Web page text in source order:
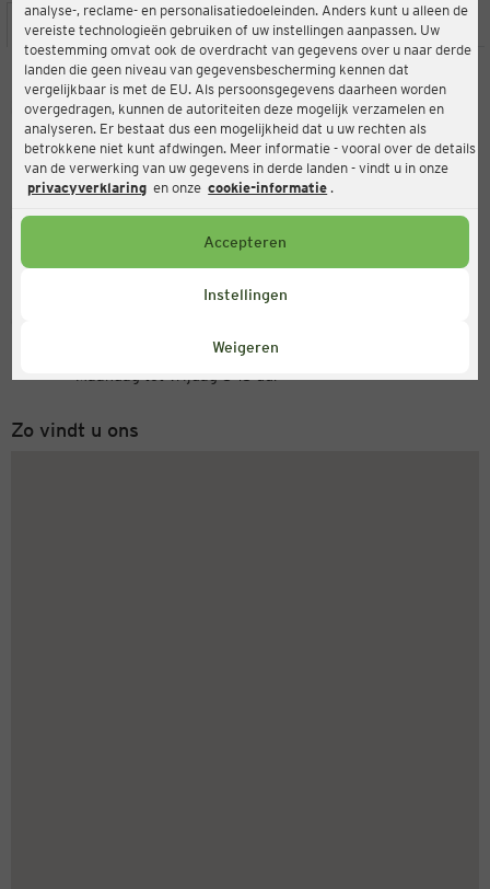
analyse-, reclame- en personalisatiedoeleinden. Anders kunt u alleen de
vereiste technologieën gebruiken of uw instellingen aanpassen. Uw
toestemming omvat ook de overdracht van gegevens over u naar derde
landen die geen niveau van gegevensbescherming kennen dat
vergelijkbaar is met de EU. Als persoonsgegevens daarheen worden
overgedragen, kunnen de autoriteiten deze mogelijk verzamelen en
analyseren. Er bestaat dus een mogelijkheid dat u uw rechten als
betrokkene niet kunt afdwingen. Meer informatie - vooral over de details
van de verwerking van uw gegevens in derde landen - vindt u in onze
privacyverklaring en onze cookie-informatie .
Accepteren
Instellingen
Weigeren
LOCATIE SERVICES ASSORTIMENT ACTIES
Ernsting's family
In der Mark 88, 32278 Kirchlengern
Open
Openingstijden vandaag:
+31 (0) 543 20 50 15
Zo vindt u ons